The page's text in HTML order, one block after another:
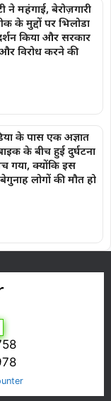
ने महंगाई, बेरोज़गारी
के मुद्दों पर भिलोडा
किया और सरकार
विरोध करने की
के पास एक अज्ञात
के बीच हुई दुर्घटना
गया, क्योंकि इस
लोगों की मौत हो